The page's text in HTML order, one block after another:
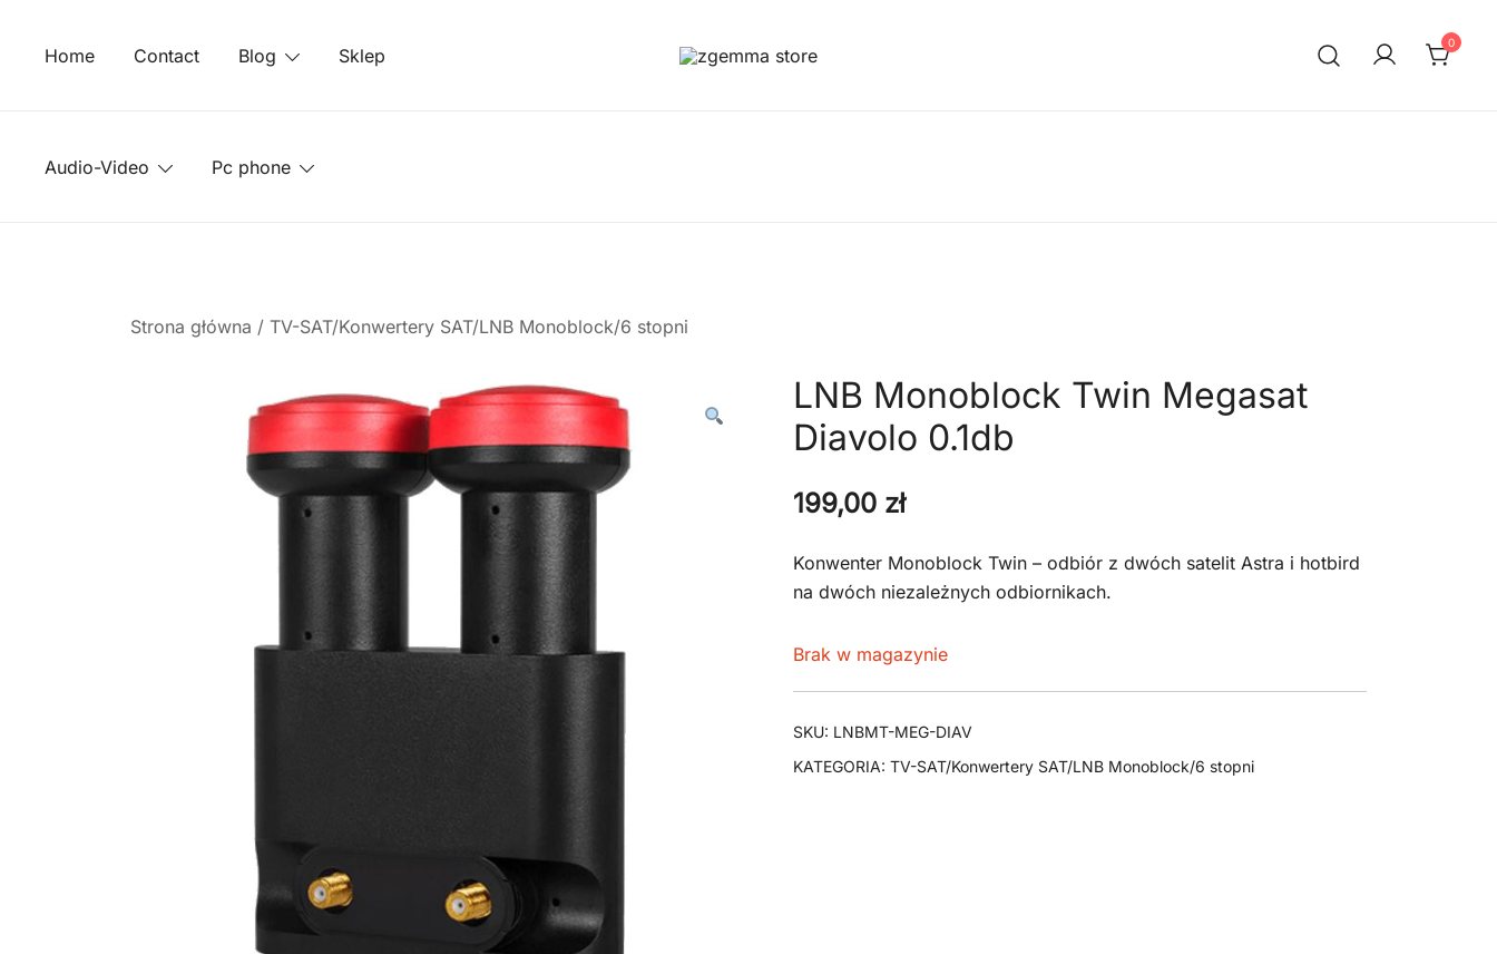
Home Contact Blog Sklep
0
Audio-Video Pc phone
Strona główna / TV-SAT/Konwertery SAT/LNB Monoblock/6 stopni
LNB Monoblock Twin Megasat
Diavolo 0.1db
199,00 zł
Konwenter Monoblock Twin – odbiór z dwóch satelit Astra i hotbird
na dwóch niezależnych odbiornikach.
Brak w magazynie
SKU: LNBMT-MEG-DIAV
KATEGORIA: TV-SAT/Konwertery SAT/LNB Monoblock/6 stopni